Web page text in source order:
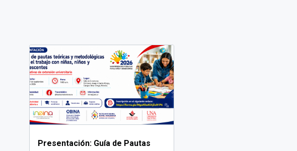
Presentación: Guía de Pautas